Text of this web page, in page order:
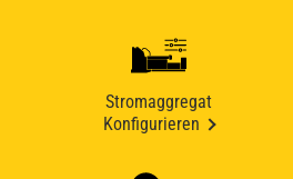
Stromaggregat
Konfigurieren